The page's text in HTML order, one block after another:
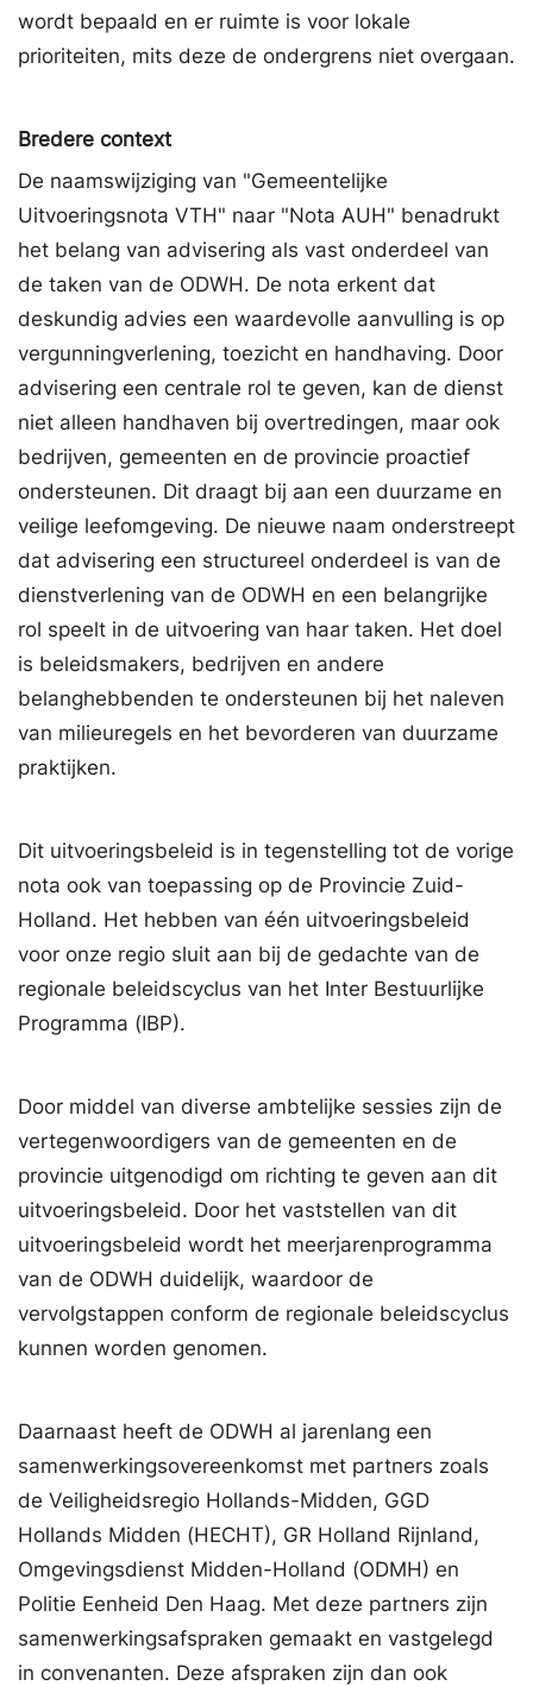
wordt bepaald en er ruimte is voor lokale
prioriteiten, mits deze de ondergrens niet overgaan.
Bredere context
De naamswijziging van "Gemeentelijke
Uitvoeringsnota VTH" naar "Nota AUH" benadrukt
het belang van advisering als vast onderdeel van
de taken van de ODWH. De nota erkent dat
deskundig advies een waardevolle aanvulling is op
vergunningverlening, toezicht en handhaving. Door
advisering een centrale rol te geven, kan de dienst
niet alleen handhaven bij overtredingen, maar ook
bedrijven, gemeenten en de provincie proactief
ondersteunen. Dit draagt bij aan een duurzame en
veilige leefomgeving. De nieuwe naam onderstreept
dat advisering een structureel onderdeel is van de
dienstverlening van de ODWH en een belangrijke
rol speelt in de uitvoering van haar taken. Het doel
is beleidsmakers, bedrijven en andere
belanghebbenden te ondersteunen bij het naleven
van milieuregels en het bevorderen van duurzame
praktijken.
Dit uitvoeringsbeleid is in tegenstelling tot de vorige
nota ook van toepassing op de Provincie Zuid-
Holland. Het hebben van één uitvoeringsbeleid
voor onze regio sluit aan bij de gedachte van de
regionale beleidscyclus van het Inter Bestuurlijke
Programma (IBP).
Door middel van diverse ambtelijke sessies zijn de
vertegenwoordigers van de gemeenten en de
provincie uitgenodigd om richting te geven aan dit
uitvoeringsbeleid. Door het vaststellen van dit
uitvoeringsbeleid wordt het meerjarenprogramma
van de ODWH duidelijk, waardoor de
vervolgstappen conform de regionale beleidscyclus
kunnen worden genomen.
Daarnaast heeft de ODWH al jarenlang een
samenwerkingsovereenkomst met partners zoals
de Veiligheidsregio Hollands-Midden, GGD
Hollands Midden (HECHT), GR Holland Rijnland,
Omgevingsdienst Midden-Holland (ODMH) en
Politie Eenheid Den Haag. Met deze partners zijn
samenwerkingsafspraken gemaakt en vastgelegd
in convenanten. Deze afspraken zijn dan ook